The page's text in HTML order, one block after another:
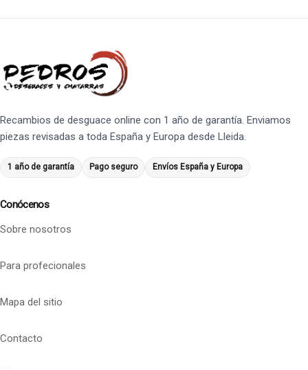
Recambios de desguace online con 1 año de garantía. Enviamos
piezas revisadas a toda España y Europa desde Lleida.
1 año de garantía Pago seguro Envíos España y Europa
Conócenos
Sobre nosotros
Para profecionales
Mapa del sitio
Contacto